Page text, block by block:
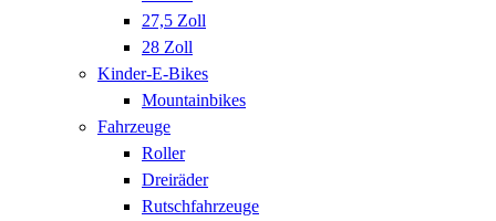
27,5 Zoll
28 Zoll
Kinder-E-Bikes
Mountainbikes
Fahrzeuge
Roller
Dreiräder
Rutschfahrzeuge